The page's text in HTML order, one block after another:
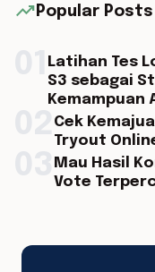
trending_up Popular Posts
Latihan Tes
S3 sebagai
Kemampuan
Cek
Tryout
Mau Hasil
Vote